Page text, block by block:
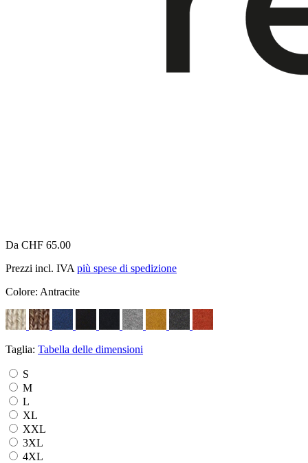
Da CHF 65.00
Prezzi incl. IVA più spese di spedizione
Colore: Antracite
Taglia: Tabella delle dimensioni
S
M
L
XL
XXL
3XL
4XL